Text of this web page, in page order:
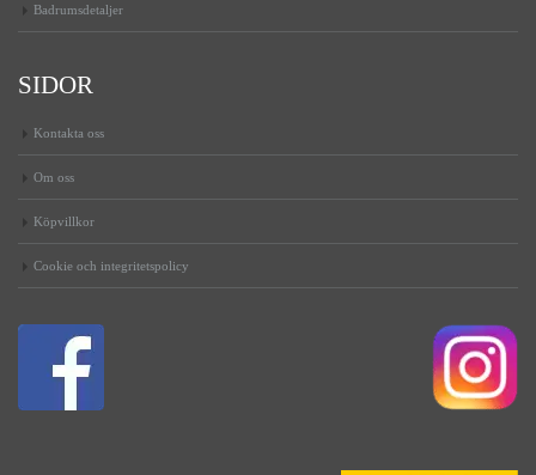
Badrumsdetaljer
SIDOR
Kontakta oss
Om oss
Köpvillkor
Cookie och integritetspolicy